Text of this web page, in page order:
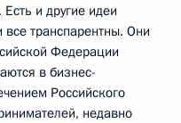
и другие идеи
транспарентны. Они
Федерации
в бизнес-
Российского
недавно